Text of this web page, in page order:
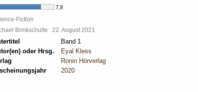
7,8
Fiction
Brinkschulte 22. August 2021
Band 1
oder Hrsg.
Eyal Kless
Ronin Hörverlag
2020